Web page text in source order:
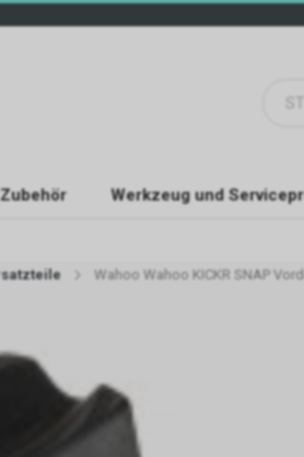
Zubehör Werkzeug und
Wahoo Wahoo KICKR SNAP